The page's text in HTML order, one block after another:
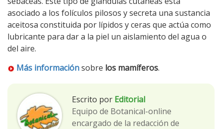
asociado a los folículos pilosos y secreta una sustancia
aceitosa constituida por lípidos y ceras que actúa como
lubricante para dar a la piel un aislamiento del agua o
del aire.
Más informaciónsobre los mamíferos.
Escrito por Editorial
Equipo de Botanical-online
encargado de la redacción de